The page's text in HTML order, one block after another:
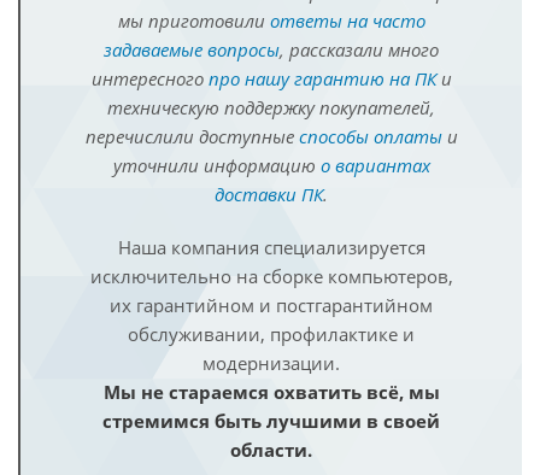
мы приготовили ответы на часто
задаваемые вопросы, рассказали много
интересного про нашу гарантию на ПКи
техническую поддержку покупателей,
перечислили доступные способы оплатыи
уточнили информацию о вариантах
доставки ПК.
Наша компания специализируется
исключительно на сборке компьютеров,
их гарантийном и постгарантийном
обслуживании, профилактике и
модернизации.
Мы не стараемся охватить всё, мы
стремимся быть лучшими в своей
области.